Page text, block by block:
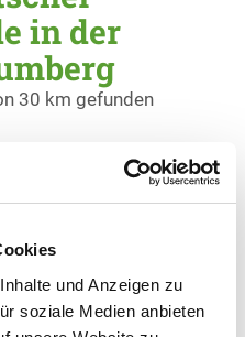
und Anzeigen zu
soziale Medien anbieten
in der
30 km gefunden
Details